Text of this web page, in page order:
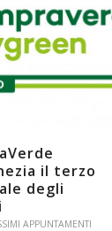
il terzo
degli
APPUNTAMENTI